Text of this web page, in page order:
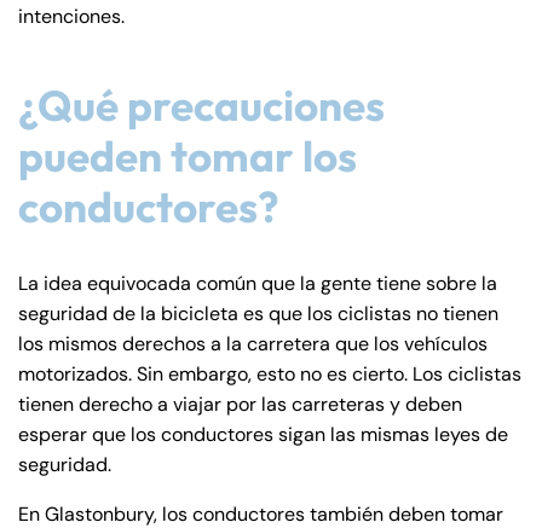
intenciones.
¿Qué precauciones
pueden tomar los
conductores?
La idea equivocada común que la gente tiene sobre la
seguridad de la bicicleta es que los ciclistas no tienen
los mismos derechos a la carretera que los vehículos
motorizados. Sin embargo, esto no es cierto. Los ciclistas
tienen derecho a viajar por las carreteras y deben
esperar que los conductores sigan las mismas leyes de
seguridad.
En Glastonbury, los conductores también deben tomar